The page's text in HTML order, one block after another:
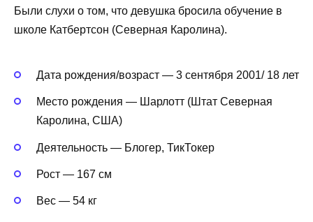
Были слухи о том, что девушка бросила обучение в
школе Катбертсон (Северная Каролина).
Дата рождения/возраст — 3 сентября 2001/ 18 лет
Место рождения — Шарлотт (Штат Северная
Каролина, США)
Деятельность — Блогер, ТикТокер
Рост — 167 см
Вес — 54 кг